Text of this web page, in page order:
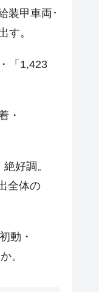
装甲車両･
す。
「1,423
・
好調。
全体の
動・
。